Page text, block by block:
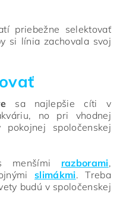
priebežne selektovať
si línia zachovala svoj
sa najlepšie cíti v
no pri vhodnej
spoločenskej
menšími razborami,
slimákmi. Treba
budú v spoločenskej